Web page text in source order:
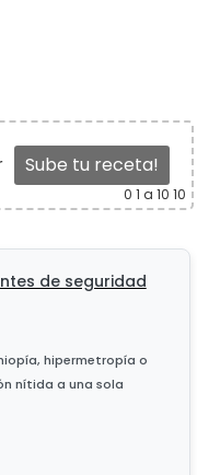
Sube tu receta!
0 1 a 10 10
de seguridad